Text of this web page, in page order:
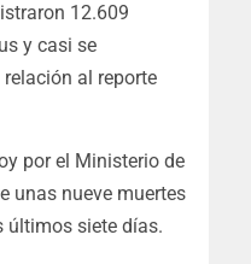
12.609
y casi se
al reporte
por el Ministerio de
unas nueve muertes
últimos siete días.